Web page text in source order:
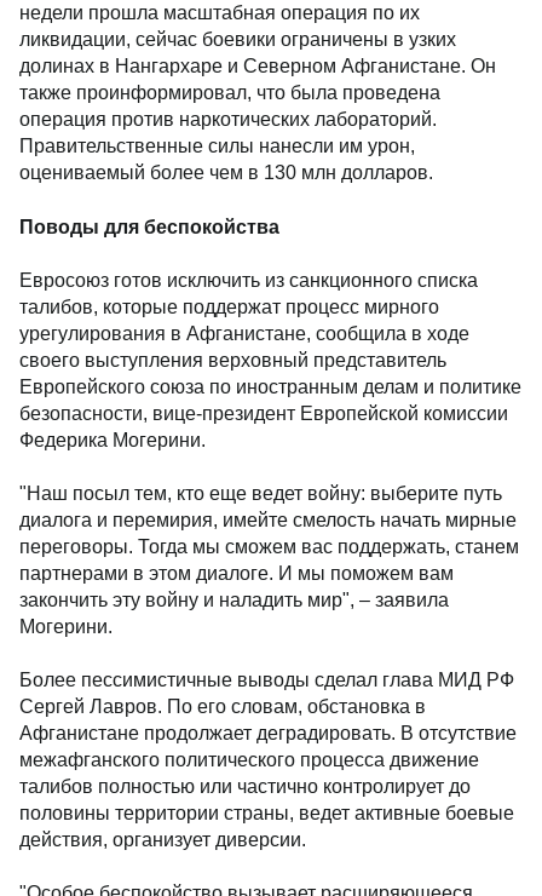
недели прошла масштабная операция по их
ликвидации, сейчас боевики ограничены в узких
долинах в Нангархаре и Северном Афганистане. Он
также проинформировал, что была проведена
операция против наркотических лабораторий.
Правительственные силы нанесли им урон,
оцениваемый более чем в 130 млн долларов.
Поводы для беспокойства
Евросоюз готов исключить из санкционного списка
талибов, которые поддержат процесс мирного
урегулирования в Афганистане, сообщила в ходе
своего выступления верховный представитель
Европейского союза по иностранным делам и политике
безопасности, вице-президент Европейской комиссии
Федерика Могерини.
"Наш посыл тем, кто еще ведет войну: выберите путь
диалога и перемирия, имейте смелость начать мирные
переговоры. Тогда мы сможем вас поддержать, станем
партнерами в этом диалоге. И мы поможем вам
закончить эту войну и наладить мир", – заявила
Могерини.
Более пессимистичные выводы сделал глава МИД РФ
Сергей Лавров. По его словам, обстановка в
Афганистане продолжает деградировать. В отсутствие
межафганского политического процесса движение
талибов полностью или частично контролирует до
половины территории страны, ведет активные боевые
действия, организует диверсии.